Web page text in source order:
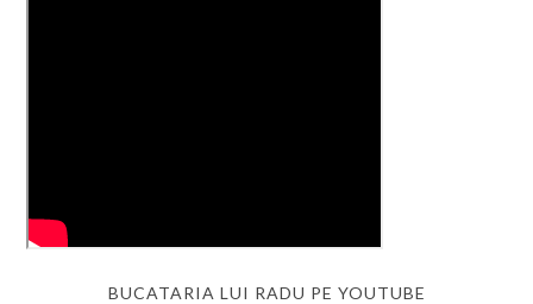
BUCATARIA LUI RADU PE YOUTUBE